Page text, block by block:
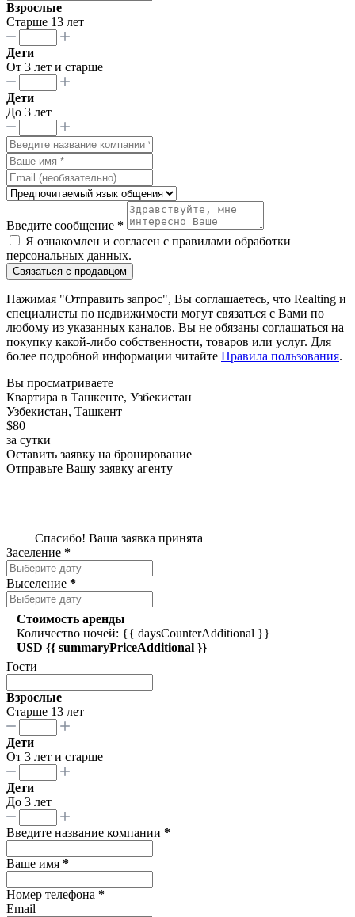
Взрослые
Старше 13 лет
Дети
От 3 лет и старше
Дети
До 3 лет
Введите сообщение *
Я ознакомлен и согласен с правилами обработки
персональных данных.
Связаться с продавцом
Нажимая "Отправить запрос", Вы соглашаетесь, что Realting и
специалисты по недвижимости могут связаться с Вами по
любому из указанных каналов. Вы не обязаны соглашаться на
покупку какой-либо собственности, товаров или услуг. Для
более подробной информации читайте Правила пользования.
Вы просматриваете
Квартира в Ташкенте, Узбекистан
Узбекистан, Ташкент
$80
за сутки
Оставить заявку на бронирование
Отправьте Вашу заявку агенту
Спасибо! Ваша заявка принята
Заселение *
Выселение *
Стоимость аренды
Количество ночей: {{ daysCounterAdditional }}
USD {{ summaryPriceAdditional }}
Гости
Взрослые
Старше 13 лет
Дети
От 3 лет и старше
Дети
До 3 лет
Введите название компании *
Ваше имя *
Номер телефона *
Email